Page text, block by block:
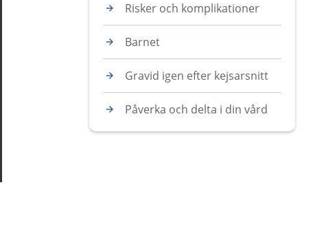
Risker och komplikationer
Barnet
Gravid igen efter kejsarsnitt
Påverka och delta i din vård